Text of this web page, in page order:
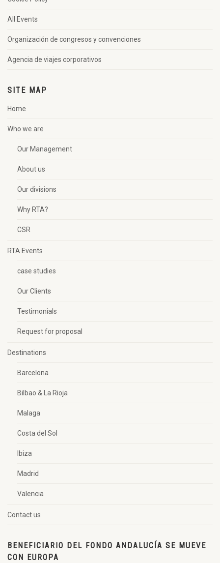
All Events
Organización de congresos y convenciones
Agencia de viajes corporativos
SITE MAP
Home
Who we are
Our Management
About us
Our divisions
Why RTA?
CSR
RTA Events
case studies
Our Clients
Testimonials
Request for proposal
Destinations
Barcelona
Bilbao & La Rioja
Malaga
Costa del Sol
Ibiza
Madrid
Valencia
Contact us
BENEFICIARIO DEL FONDO ANDALUCÍA SE MUEVE
CON EUROPA